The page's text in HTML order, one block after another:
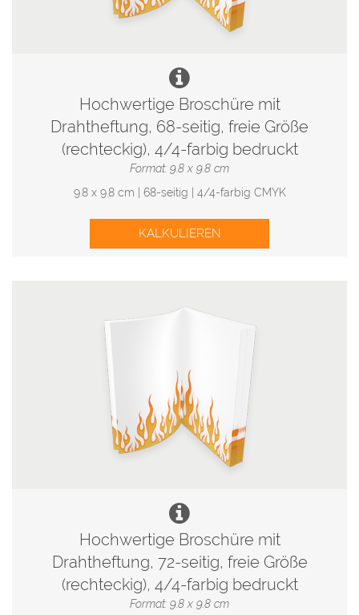
Hochwertige Broschüre mit
Drahtheftung, 68-seitig, freie Größe
(rechteckig), 4/4-farbig bedruckt
Format: 9.8 x 9.8 cm
9.8 x 9.8 cm | 68-seitig | 4/4-farbig CMYK
KALKULIEREN
Hochwertige Broschüre mit
Drahtheftung, 72-seitig, freie Größe
(rechteckig), 4/4-farbig bedruckt
Format: 9.8 x 9.8 cm